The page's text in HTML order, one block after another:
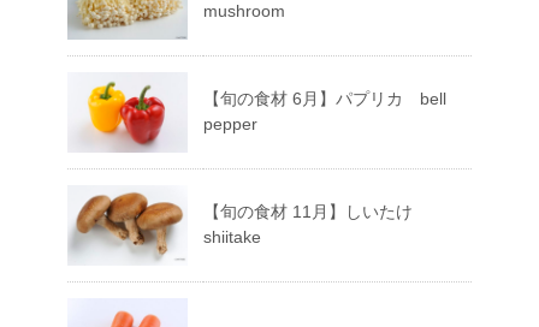
mushroom
【旬の食材 6月】パプリカ bell
pepper
【旬の食材 11月】しいたけ
shiitake